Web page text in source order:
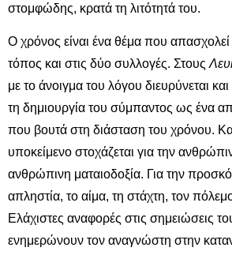
στομφώδης, κρατά τη λιτότητά του.
Ο χρόνος είναι ένα θέμα που απασχολεί
τόπος και στις δύο συλλογές. Στους
με το άνοιγμα του λόγου διευρύνεται
τη δημιουργία του σύμπαντος ως ένα
που βουτά στη διάσταση του χρόνου.
υποκείμενο στοχάζεται για την
ανθρώπινη ματαιοδοξία. Για την
απληστία, το αίμα, τη στάχτη, τον
Ελάχιστες αναφορές στις σημειώσεις
ενημερώνουν τον αναγνώστη στην